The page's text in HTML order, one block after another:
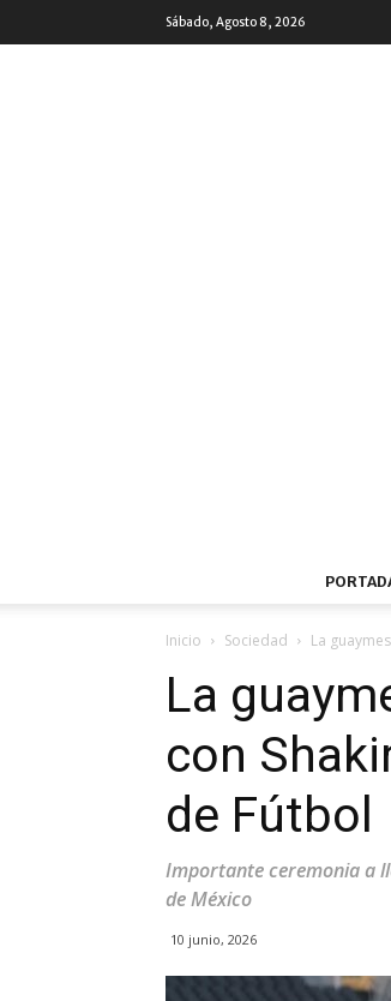
Sábado, Agosto 8, 2026
Inicio Sociedad La
La
con
de Fútbol
Importante ceremonia a
de México
10 junio, 2026